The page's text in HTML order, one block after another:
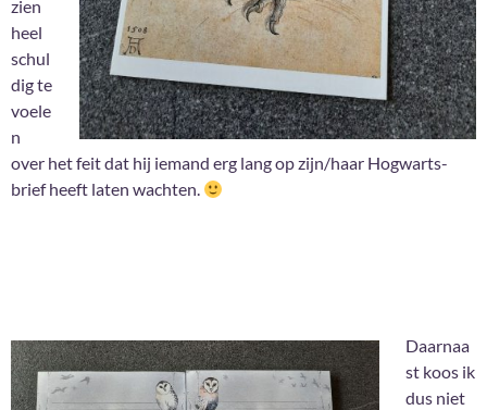
zien
heel
schul
dig te
voele
n
over het feit dat hij iemand erg lang op zijn/haar Hogwarts-
brief heeft laten wachten.
Daarnaa
st koos ik
dus niet